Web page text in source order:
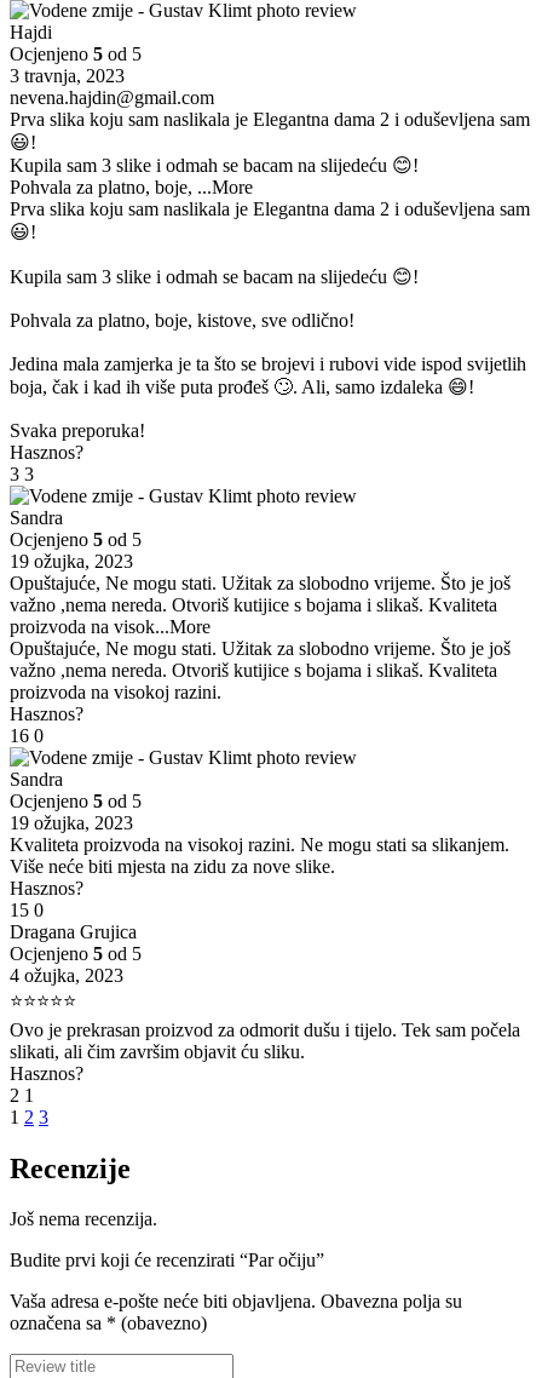
Hajdi
Ocjenjeno 5 od 5
3 travnja, 2023
nevena.hajdin@gmail.com
Prva slika koju sam naslikala je Elegantna dama 2 i oduševljena sam
😃!
Kupila sam 3 slike i odmah se bacam na slijedeću 😊!
Pohvala za platno, boje, ...More
Prva slika koju sam naslikala je Elegantna dama 2 i oduševljena sam
😃!
Kupila sam 3 slike i odmah se bacam na slijedeću 😊!
Pohvala za platno, boje, kistove, sve odlično!
Jedina mala zamjerka je ta što se brojevi i rubovi vide ispod svijetlih
boja, čak i kad ih više puta prođeš 🙄. Ali, samo izdaleka 😄!
Svaka preporuka!
Hasznos?
3 3
Sandra
Ocjenjeno 5 od 5
19 ožujka, 2023
Opuštajuće, Ne mogu stati. Užitak za slobodno vrijeme. Što je još
važno ,nema nereda. Otvoriš kutijice s bojama i slikaš. Kvaliteta
proizvoda na visok...More
Opuštajuće, Ne mogu stati. Užitak za slobodno vrijeme. Što je još
važno ,nema nereda. Otvoriš kutijice s bojama i slikaš. Kvaliteta
proizvoda na visokoj razini.
Hasznos?
16 0
Sandra
Ocjenjeno 5 od 5
19 ožujka, 2023
Kvaliteta proizvoda na visokoj razini. Ne mogu stati sa slikanjem.
Više neće biti mjesta na zidu za nove slike.
Hasznos?
15 0
Dragana Grujica
Ocjenjeno 5 od 5
4 ožujka, 2023
⭐⭐⭐⭐⭐
Ovo je prekrasan proizvod za odmorit dušu i tijelo. Tek sam počela
slikati, ali čim završim objavit ću sliku.
Hasznos?
2 1
1 2 3
Recenzije
Još nema recenzija.
Budite prvi koji će recenzirati “Par očiju”
Vaša adresa e-pošte neće biti objavljena. Obavezna polja su
označena sa * (obavezno)